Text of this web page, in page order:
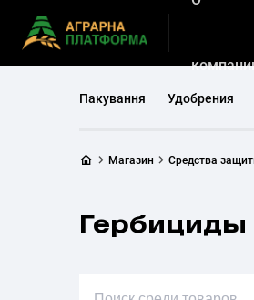
Пакування Удобрения
Магазин Средства
Гербициды